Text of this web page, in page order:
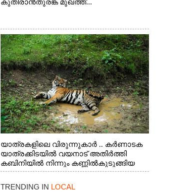
കുതിരാൻതുരങ്ക മുഖത്ത്...
യാത്രകളിലെ വിരുന്നുകാർ .. കർണാടക
യാത്രക്കിടയിൽ വയനാട് അതിർത്തി
കബിനിയിൽ നിന്നും കണ്ണിൽകുടുങ്ങിയ
കടുവ.
TRENDING IN LOCAL